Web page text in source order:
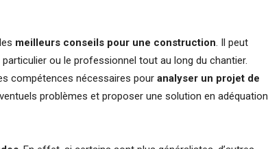
meilleurs conseils pour une construction. Il peut
ou le professionnel tout au long du chantier.
compétences nécessaires pour analyser un projet de
problèmes et proposer une solution en adéquation